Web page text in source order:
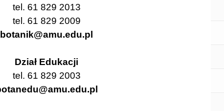
tel. 61 829 2013
tel. 61 829 2009
botanik@amu.edu.pl
Dział Edukacji
tel. 61 829 2003